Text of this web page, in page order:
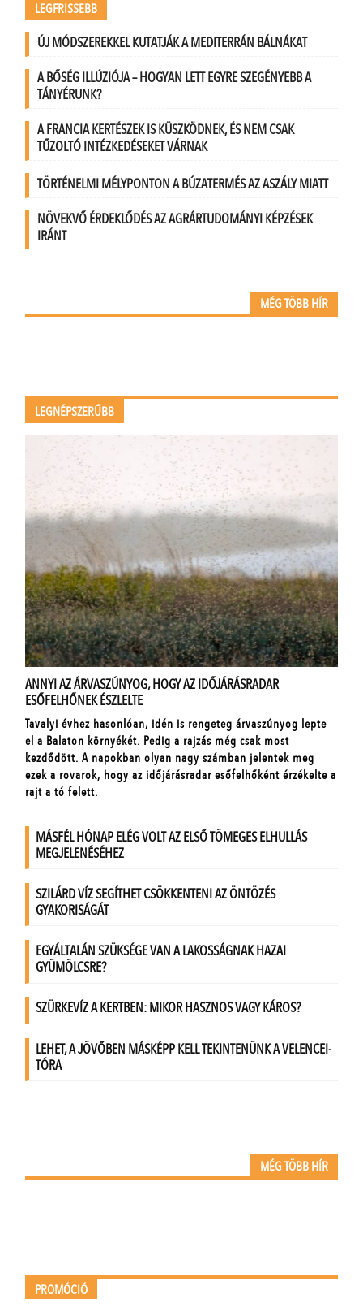
LEGFRISSEBB
ÚJ MÓDSZEREKKEL KUTATJÁK A MEDITERRÁN BÁLNÁKAT
A BŐSÉG ILLÚZIÓJA – HOGYAN LETT EGYRE SZEGÉNYEBB A
TÁNYÉRUNK?
A FRANCIA KERTÉSZEK IS KÜSZKÖDNEK, ÉS NEM CSAK
TŰZOLTÓ INTÉZKEDÉSEKET VÁRNAK
TÖRTÉNELMI MÉLYPONTON A BÚZATERMÉS AZ ASZÁLY MIATT
NÖVEKVŐ ÉRDEKLŐDÉS AZ AGRÁRTUDOMÁNYI KÉPZÉSEK
IRÁNT
MÉG TÖBB HÍR
LEGNÉPSZERŰBB
MÉG TÖBB HÍR
PROMÓCIÓ